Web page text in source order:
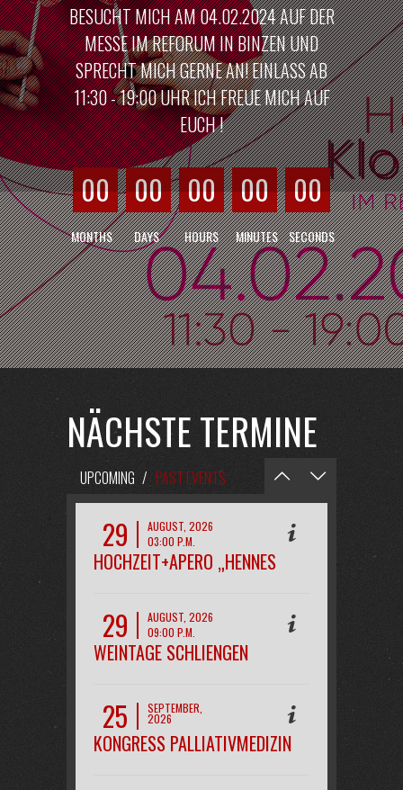
BESUCHT MICH AM 04.02.2024 AUF DER
MESSE IM REFORUM IN BINZEN UND
SPRECHT MICH GERNE AN! EINLASS AB
11:30 - 19:00 UHR ICH FREUE MICH AUF
EUCH !
00 00 00 00 00
MONTHS DAYS HOURS MINUTES SECONDS
NÄCHSTE TERMINE
UPCOMING / PAST EVENTS
29
AUGUST, 2026
03:00 P.M.
HOCHZEIT+APERO „HENNES
29
AUGUST, 2026
09:00 P.M.
WEINTAGE SCHLIENGEN
25 SEPTEMBER,
2026
08:00 P.M.
KONGRESS PALLIATIVMEDIZIN